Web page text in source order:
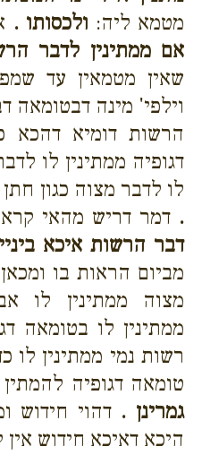
מטמא ליה: ולכסותו .
אם ממתינין לדבר
שאין מטמאין עד
וילפי' מינה דבטומאה
הרשות דומיא דהכא
דגופיה ממתינין לו
לו לדבר מצוה כגון
. דמר דריש מהאי
דבר הרשות איכא
מביום הראות בו
מצוה ממתינין לו
ממתינין לו בטומאה
רשות נמי ממתינין לו
טומאה דגופיה
גמרינן . דהוי חידוש
היכא דאיכא חידוש